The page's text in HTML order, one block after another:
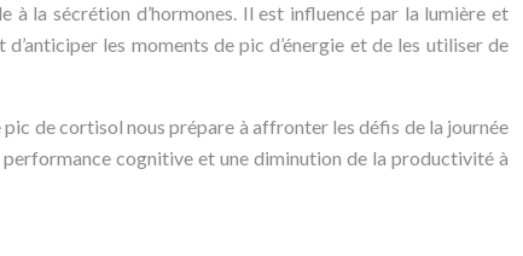
à la sécrétion d’hormones. Il est influencé par la lumière et
les moments de pic d’énergie et de les utiliser de
de cortisol nous prépare à affronter les défis de la journée
cognitive et une diminution de la productivité à